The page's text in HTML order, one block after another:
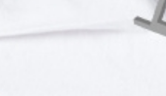
宅、3つの要素で街
インフラ整備にかか
パートナーシップ協